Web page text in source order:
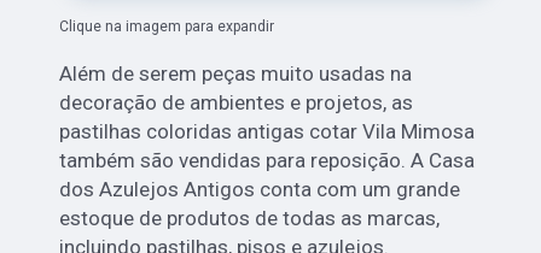
Clique na imagem para expandir
Além de serem peças muito usadas na
decoração de ambientes e projetos, as
pastilhas coloridas antigas cotar Vila Mimosa
também são vendidas para reposição. A Casa
dos Azulejos Antigos conta com um grande
estoque de produtos de todas as marcas,
incluindo pastilhas, pisos e azulejos.